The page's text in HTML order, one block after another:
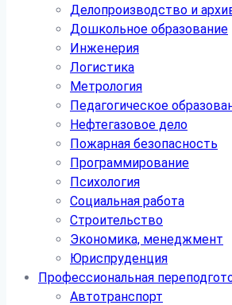
Делопроизводство и
Дошкольное образование
Инженерия
Логистика
Метрология
Педагогическое
Нефтегазовое дело
Пожарная безопасность
Программирование
Психология
Социальная работа
Строительство
Экономика, менеджмент
Юриспруденция
Профессиональная
Автотранспорт